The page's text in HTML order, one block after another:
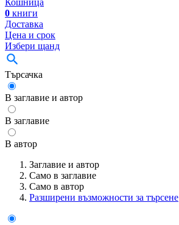
Кошница
0 книги
Доставка
Цена и срок
Избери щанд
Търсачка
В заглавие и автор
В заглавие
В автор
Заглавие и автор
Само в заглавие
Само в автор
Разширени възможности за търсене